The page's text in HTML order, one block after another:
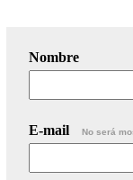
Nombre
E-mail No será